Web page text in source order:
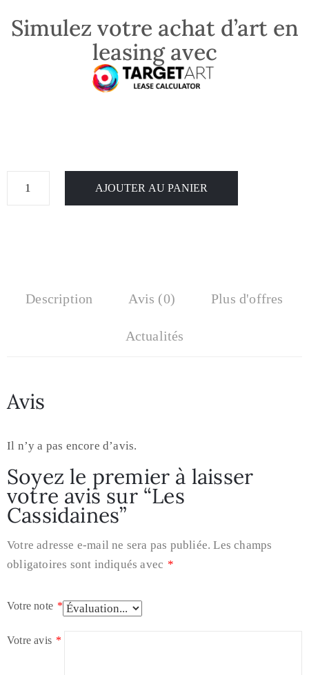
Simulez votre achat d’art en
leasing avec
AJOUTER AU PANIER
Description Avis (0) Plus d'offres
Actualités
Avis
Il n’y a pas encore d’avis.
Soyez le premier à laisser
votre avis sur “Les
Cassidaines”
Votre adresse e-mail ne sera pas publiée. Les champs
obligatoires sont indiqués avec *
Votre note *
Votre avis *